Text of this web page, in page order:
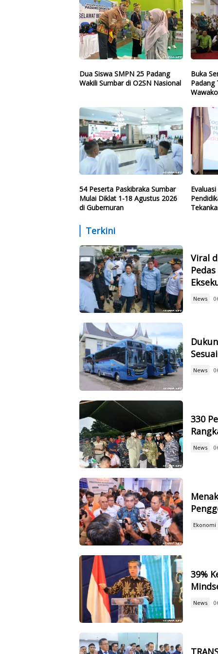
Dua Siswa SMPN 25 Padang
Wakili Sumbar di O2SN Nasional
Buka
Padang
54 Peserta Paskibraka Sumbar
Mulai Diklat 1-18 Agustus 2026
di Gubernuran
Terkini
Viral
News
News
330
News
Ekonomi
39%
News